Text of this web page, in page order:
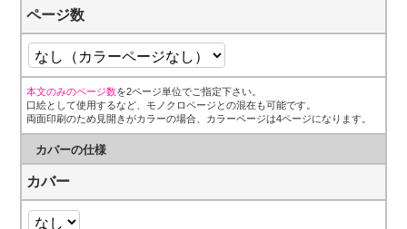
ページ数
本文のみのページ数を2ページ単位でご指定下さい。
口絵として使用するなど、モノクロページとの混在も可能です。
両面印刷のため見開きがカラーの場合、カラーページは4ページになります。
カバーの仕様
カバー